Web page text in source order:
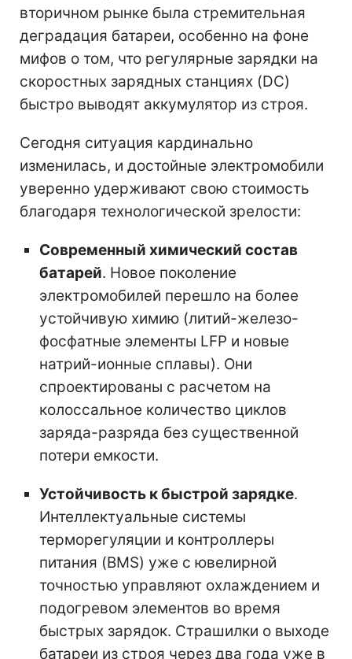
вторичном рынке была стремительная
деградация батареи, особенно на фоне
мифов о том, что регулярные зарядки на
скоростных зарядных станциях (DC)
быстро выводят аккумулятор из строя.
Сегодня ситуация кардинально
изменилась, и достойные электромобили
уверенно удерживают свою стоимость
благодаря технологической зрелости:
Современный химический состав
батарей. Новое поколение
электромобилей перешло на более
устойчивую химию (литий-железо-
фосфатные элементы LFP и новые
натрий-ионные сплавы). Они
спроектированы с расчетом на
колоссальное количество циклов
заряда-разряда без существенной
потери емкости.
Устойчивость к быстрой зарядке.
Интеллектуальные системы
терморегуляции и контроллеры
питания (BMS) уже с ювелирной
точностью управляют охлаждением и
подогревом элементов во время
быстрых зарядок. Страшилки о выходе
батареи из строя через два года уже в